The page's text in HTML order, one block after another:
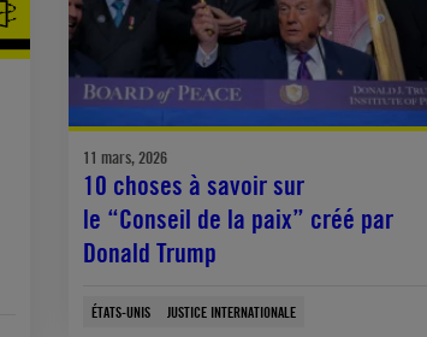
11 mars, 2026
10 choses à savoir sur
le “Conseil de la paix” créé par
Donald Trump
ÉTATS-UNIS JUSTICE INTERNATIONALE